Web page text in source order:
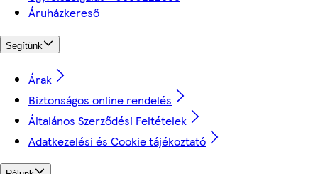
Áruházkereső
Segítünk
Árak
Biztonságos online rendelés
Általános Szerződési Feltételek
Adatkezelési és Cookie tájékoztató